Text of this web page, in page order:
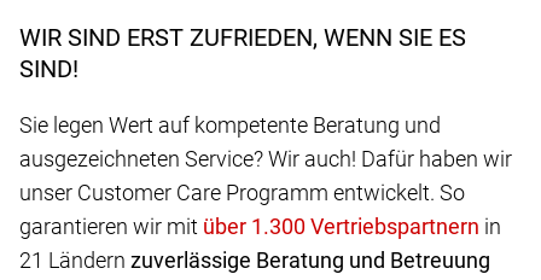
WIR SIND ERST ZUFRIEDEN, WENN SIE ES
SIND!
Sie legen Wert auf kompetente Beratung und
ausgezeichneten Service? Wir auch! Dafür haben wir
unser Customer Care Programm entwickelt. So
garantieren wir mit
in
21 Ländern zuverlässige Beratung und Betreuung